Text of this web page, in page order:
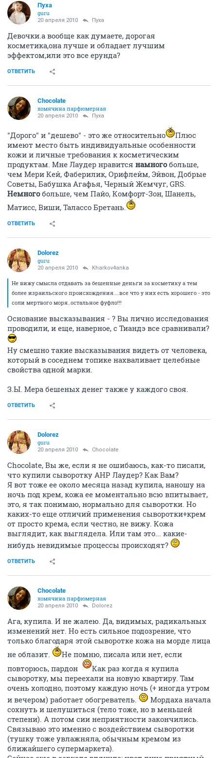
Пуха
guru
20 апреля 2010 Марика
А что примерно по стоимости.
Я вчера купила тоник Кристиновский за 1100, крем
дневной миловский за 2300 50 мл.
ОТВЕТИТЬ
Пуха
guru
20 апреля 2010 Пуха
Девочки.а вообще как думаете, дорогая
косметика,она лучше и обладает лучшим
эффектом,или это все ерунда?
ОТВЕТИТЬ
Chocolate
хомячина парфюмерная
20 апреля 2010 Пуха
имеют место быть индивидуальные особенности
кожи и личные требования к косметическим
продуктам. Мне Лаудер нравится
чем Мери Кей, Фаберилик, Орифлейм, Эйвон, Добрые
Советы, Бабушка Агафья, Черный Жемчуг, GRS.
Немного
больше, чем Пайо, Комфорт-Зон, Шанель,
Матисс, Виши, Талассо Бретань.
ОТВЕТИТЬ
Dolorez
guru
20 апреля 2010 Kharkov4anka
более израильского происхождения....все что у них есть хорошего - это
Ну смешно такие высказывания видеть от человека,
который в соседнем топике нахваливает целебные
свойства одной марки.
З.Ы. Мера бешеных денег также у каждого своя.
Dolorez
guru
20 апреля 2010 Chocolate
Chocolate, Вы же, если я не ошибаюсь, как-то писали,
ночь под крем, кожа ее моментально всю впитывает,
это, я так понимаю, нормально для сыворотки. Но
каких-то еще отличий применения сыворотки+крем
от просто крема, если честно, не вижу. Кожа
выглядит, как выглядела. Или там это... какие-
нибудь невидимые процессы происходят?
ОТВЕТИТЬ
Chocolate
хомячина парфюмерная
20 апреля 2010 Dolorez
Ага, купила. И не жалею. Да, видимых, радикальных
изменений нет. Но есть сильное подозрение, что
только благодаря этой сыворотке кожа на морде лица
не облазит.
Не помню, писала или нет, если